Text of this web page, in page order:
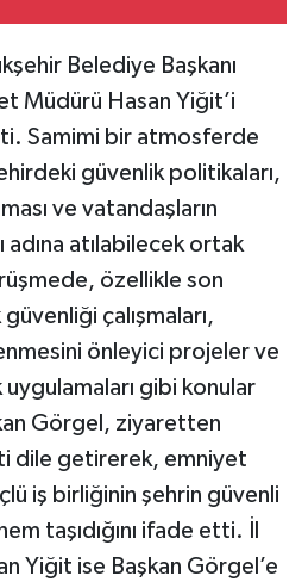
Belediye Başkanı
Müdürü Hasan Yiğit’i
Samimi bir atmosferde
güvenlik politikaları,
ve vatandaşların
adına atılabilecek ortak
özellikle son
çalışmaları,
önleyici projeler ve
uygulamaları gibi konular
Görgel, ziyaretten
dile getirerek, emniyet
iş birliğinin şehrin güvenli
taşıdığını ifade etti. İl
Yiğit ise Başkan Görgel’e